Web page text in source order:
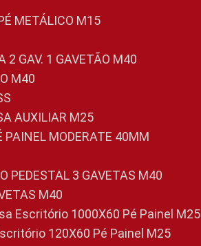
METÁLICO M15
2 GAV. 1 GAVETÃO M40
M40
AUXILIAR M25
PAINEL MODERATE 40MM
PEDESTAL 3 GAVETAS M40
M40
Escritório 1000X60 Pé Painel M25
120X60 Pé Painel M25